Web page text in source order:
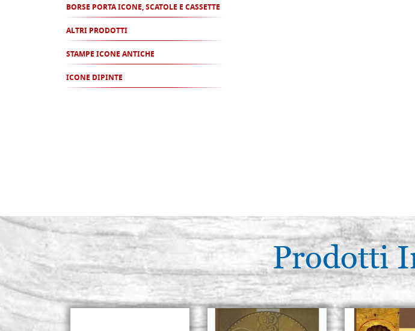
BORSE PORTA ICONE, SCATOLE E CASSETTE
ALTRI PRODOTTI
STAMPE ICONE ANTICHE
ICONE DIPINTE
Prodotti